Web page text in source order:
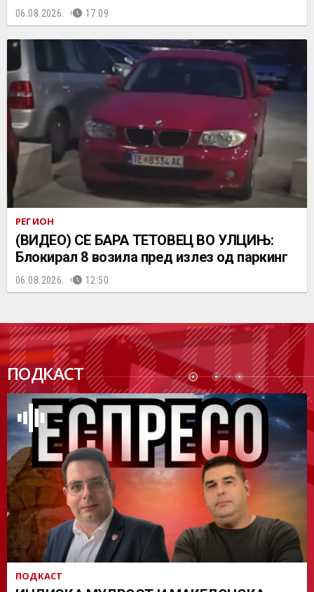
06.08.2026. 17:09
РЕГИОН
(ВИДЕО) СЕ БАРА ТЕТОВЕЦ ВО УЛЦИЊ:
Блокирал 8 возила пред излез од паркинг
06.08.2026. 12:50
ПОДКАСТ
ПОДК
АСТ
ПОДКАСТ